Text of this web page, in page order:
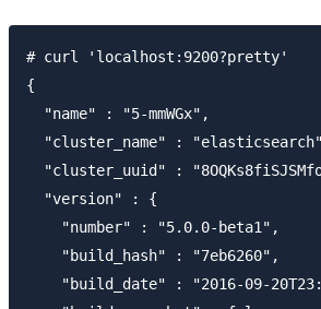
# curl 'localhost:9200?pretty'
{
  "name" : "5-mmWGx",
"cluster_name" :
"cluster_uuid" :
  "version" : {
    "number" : "5.0.0-beta1",
    "build_hash" : "7eb6260",
"build_date" : "2016-09-